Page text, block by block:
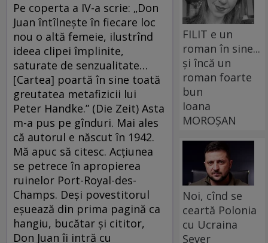
Pe coperta a IV-a scrie: „Don
Juan întîlneşte în fiecare loc
nou o altă femeie, ilustrînd
ideea clipei împlinite,
saturate de senzualitate…
[Cartea] poartă în sine toată
greutatea metafizicii lui
Peter Handke.” (Die Zeit) Asta
m-a pus pe gînduri. Mai ales
că autorul e născut în 1942.
Mă apuc să citesc. Acţiunea
se petrece în apropierea
ruinelor Port-Royal-des-
Champs. Deşi povestitorul
eşuează din prima pagină ca
hangiu, bucătar şi cititor,
Don Juan îi intră cu
FILIT e un
roman în sine...
și încă un
roman foarte
bun
Ioana
MOROȘAN
Noi, cînd se
ceartă Polonia
cu Ucraina
Sever